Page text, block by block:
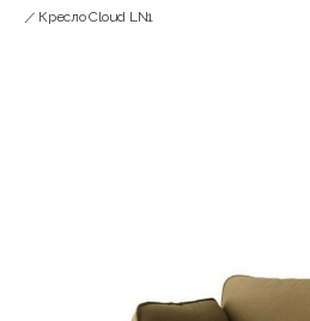
Кресло Cloud LN1